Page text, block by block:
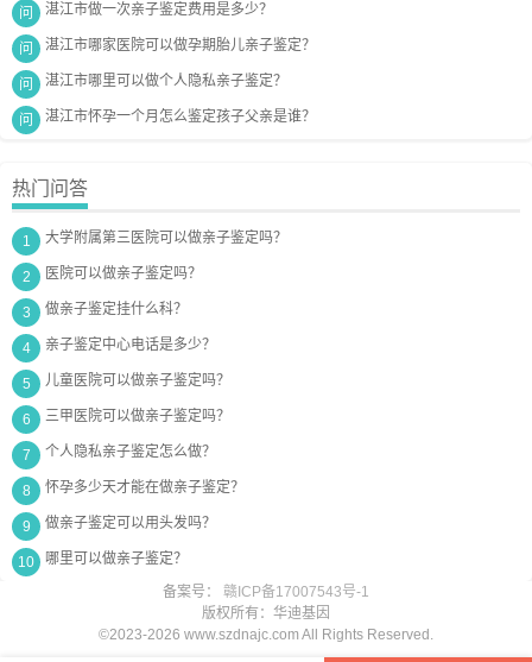
问 湛江市做一次亲子鉴定费用是多少？
问 湛江市哪家医院可以做孕期胎儿亲子鉴定？
问 湛江市哪里可以做个人隐私亲子鉴定？
问 湛江市怀孕一个月怎么鉴定孩子父亲是谁？
热门问答
1 大学附属第三医院可以做亲子鉴定吗？
2 医院可以做亲子鉴定吗？
3 做亲子鉴定挂什么科？
4 亲子鉴定中心电话是多少？
5 儿童医院可以做亲子鉴定吗？
6 三甲医院可以做亲子鉴定吗？
7 个人隐私亲子鉴定怎么做？
8 怀孕多少天才能在做亲子鉴定？
9 做亲子鉴定可以用头发吗？
10
哪里可以做亲子鉴定？
备案号：
赣ICP备17007543号-1
版权所有：华迪基因
©2023-2026 www.szdnajc.com All Rights Reserved.